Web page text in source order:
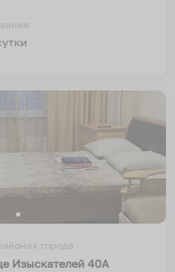
города
Изыскателей 40А